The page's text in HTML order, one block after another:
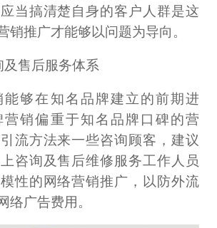
当搞清楚自身的客户人群是这
销推广才能够以问题为导向。
售后服务体系
能够在知名品牌建立的前期进
营销偏重于知名品牌口碑的营
流方法来一些咨询顾客，建议
咨询及售后维修服务工作人员
性的网络营销推广，以防外流
络广告费用。